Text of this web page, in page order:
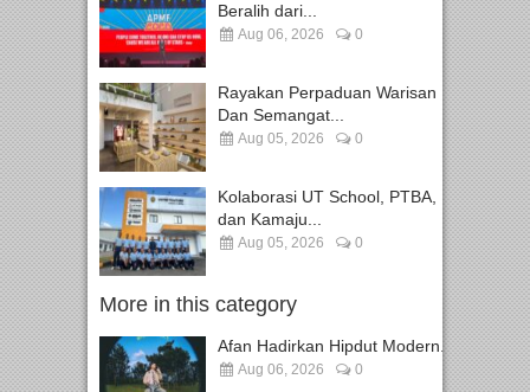
Beralih dari...
Aug 06, 2026 0
Rayakan Perpaduan Warisan
Dan Semangat...
Aug 05, 2026 0
Kolaborasi UT School, PTBA,
dan Kamaju...
Aug 05, 2026 0
More in this category
Afan Hadirkan Hipdut Modern...
Aug 06, 2026 0